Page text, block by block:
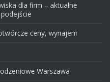
dla firm – aktualne
ceny, wynajem
Warszawa